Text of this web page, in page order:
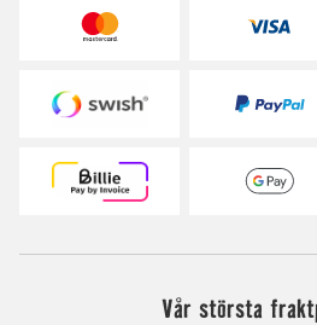
Vår största